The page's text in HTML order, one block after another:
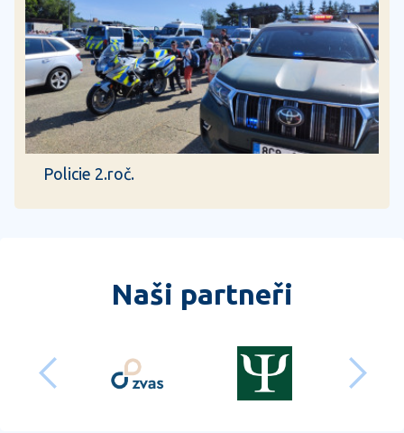
Policie 2.roč.
Naši partneři